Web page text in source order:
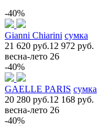
-40%
Gianni Chiarini сумка
21 620 руб.12 972 руб.
весна-лето 26
-40%
GAELLE PARIS сумка
20 280 руб.12 168 руб.
весна-лето 26
-40%